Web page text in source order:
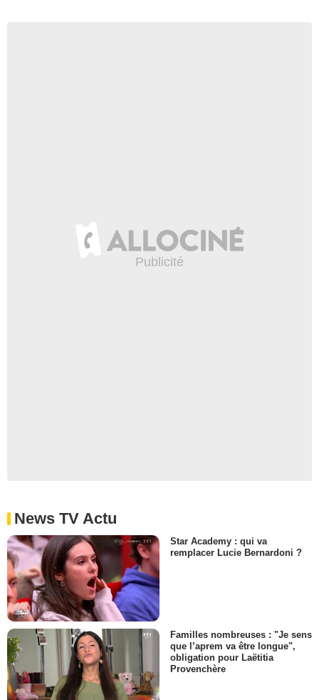
News TV Actu
Star Academy : qui va
remplacer Lucie Bernardoni ?
Familles nombreuses : "Je sens
que l’aprem va être longue",
obligation pour Laëtitia
Provenchère